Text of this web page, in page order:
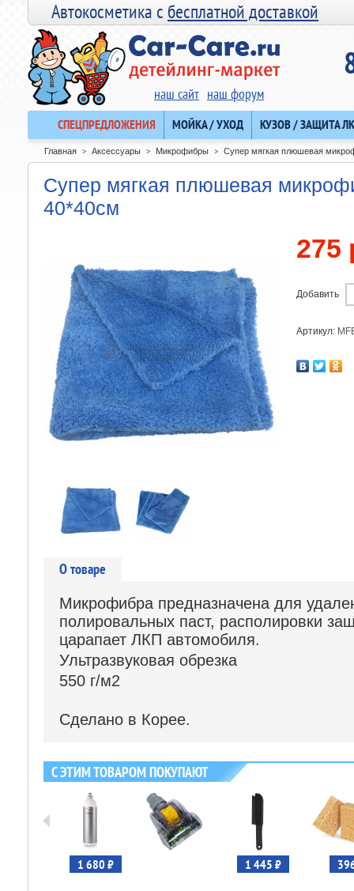
Автокосметика сбесплатной доставкой
наш сайт наш форум
СПЕЦПРЕДЛОЖЕНИЯ МОЙКА / УХОД КУЗОВ / ЗАЩИТА
Главная > Аксессуары > Микрофибры > Супер мягкая плюшевая
Супер мягкая плюшевая
40*40см
275
Добавить
Артикул:
О товаре
Микрофибра предназначена для
полировальных паст, располировки
царапает ЛКП автомобиля.
Ультразвуковая обрезка
550 г/м2
Сделано в Корее.
С ЭТИМ ТОВАРОМ ПОКУПАЮТ
1 680 ₽ 1 445 ₽